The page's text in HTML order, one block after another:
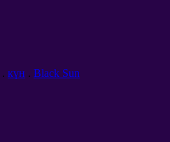
. күн . Black Sun